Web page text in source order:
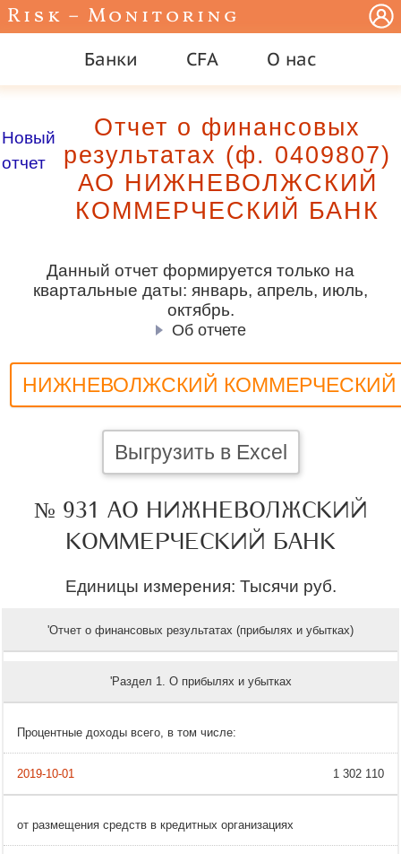
Risk – Monitoring
Банки CFA О нас
Новый
отчет
Отчет о финансовых
результатах (ф. 0409807)
АО НИЖНЕВОЛЖСКИЙ
КОММЕРЧЕСКИЙ БАНК
Данный отчет формируется только на
квартальные даты: январь, апрель, июль,
октябрь.
Об отчете
НИЖНЕВОЛЖСКИЙ КОММЕРЧЕСКИЙ
Выгрузить в Excel
№ 931 АО НИЖНЕВОЛЖСКИЙ
КОММЕРЧЕСКИЙ БАНК
Единицы измерения: Тысячи руб.
'Отчет о финансовых результатах (прибылях и убытках)
'Раздел 1. О прибылях и убытках
Процентные доходы всего, в том числе:
1 302 110
от размещения средств в кредитных организациях